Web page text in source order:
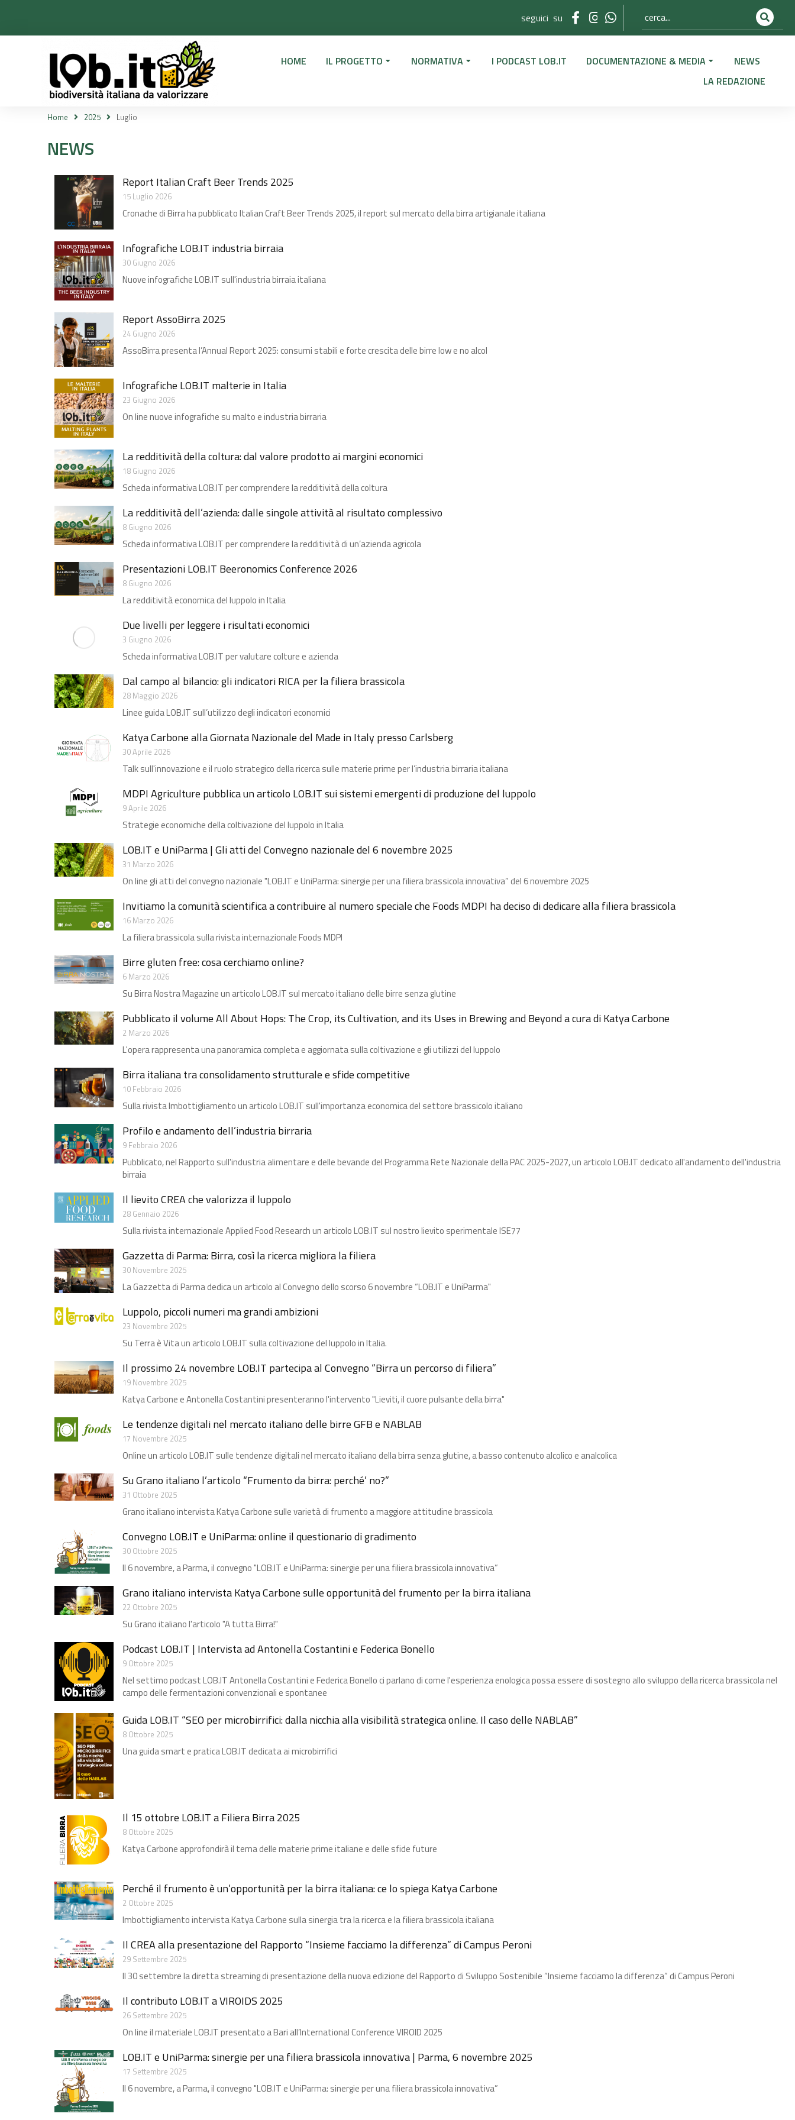
seguici su
HOME IL PROGETTO NORMATIVA I PODCAST LOB.IT DOCUMENTAZIONE & MEDIA
NEWS
LA REDAZIONE
Tu sei qui:
Home 2025 Luglio
NEWS
Report Italian Craft Beer Trends 2025​
15 Luglio 2026
Cronache di Birra ha pubblicato Italian Craft Beer Trends 2025, il report sul mercato della birra artigianale italiana
Infografiche LOB.IT industria birraia
30 Giugno 2026
Nuove infografiche LOB.IT sull'industria birraia italiana
Report AssoBirra 2025
24 Giugno 2026
AssoBirra presenta l’Annual Report 2025: consumi stabili e forte crescita delle birre low e no alcol
Infografiche LOB.IT malterie in Italia
23 Giugno 2026
On line nuove infografiche su malto e industria birraria
La redditività della coltura: dal valore prodotto ai margini economici
18 Giugno 2026
Scheda informativa LOB.IT per comprendere la redditività della coltura
La redditività dell’azienda: dalle singole attività al risultato complessivo
8 Giugno 2026
Scheda informativa LOB.IT per comprendere la redditività di un’azienda agricola
Presentazioni LOB.IT Beeronomics Conference 2026
8 Giugno 2026
La redditività economica del luppolo in Italia
Due livelli per leggere i risultati economici
3 Giugno 2026
Scheda informativa LOB.IT per valutare colture e azienda
Dal campo al bilancio: gli indicatori RICA per la filiera brassicola ​
28 Maggio 2026
Linee guida LOB.IT sull’utilizzo degli indicatori economici
Katya Carbone alla Giornata Nazionale del Made in Italy presso Carlsberg​
30 Aprile 2026
Talk sull'innovazione e il ruolo strategico della ricerca sulle materie prime per l’industria birraria italiana
MDPI Agriculture pubblica un articolo LOB.IT sui sistemi emergenti di produzione del luppolo
9 Aprile 2026
Strategie economiche della coltivazione del luppolo in Italia
LOB.IT e UniParma | Gli atti del Convegno nazionale del 6 novembre 2025
31 Marzo 2026
On line gli atti del convegno nazionale "LOB.IT e UniParma: sinergie per una filiera brassicola innovativa” del 6 novembre 2025
Invitiamo la comunità scientifica a contribuire al numero speciale che Foods MDPI ha deciso di dedicare alla filiera brassicola
16 Marzo 2026
La filiera brassicola sulla rivista internazionale Foods MDPI
Birre gluten free: cosa cerchiamo online?
6 Marzo 2026
Su Birra Nostra Magazine un articolo LOB.IT sul mercato italiano delle birre senza glutine
Pubblicato il volume All About Hops: The Crop, its Cultivation, and its Uses in Brewing and Beyond a cura di Katya Carbone
2 Marzo 2026
L'opera rappresenta una panoramica completa e aggiornata sulla coltivazione e gli utilizzi del luppolo
Birra italiana tra consolidamento strutturale e sfide competitive
10 Febbraio 2026
Sulla rivista Imbottigliamento un articolo LOB.IT sull'importanza economica del settore brassicolo italiano
Profilo e andamento dell’industria birraria​
9 Febbraio 2026
Pubblicato, nel Rapporto sull'industria alimentare e delle bevande del Programma Rete Nazionale della PAC 2025-2027, un articolo LOB.IT dedicato all'andamento dell'industria
birraia
Il lievito CREA che valorizza il luppolo​
28 Gennaio 2026
Sulla rivista internazionale Applied Food Research un articolo LOB.IT sul nostro lievito sperimentale ISE77
Gazzetta di Parma: Birra, così la ricerca migliora la filiera​
30 Novembre 2025
La Gazzetta di Parma dedica un articolo al Convegno dello scorso 6 novembre “LOB.IT e UniParma"
Luppolo, piccoli numeri ma grandi ambizioni​
23 Novembre 2025
Su Terra è Vita un articolo LOB.IT sulla coltivazione del luppolo in Italia.
Il prossimo 24 novembre LOB.IT partecipa al Convegno “Birra un percorso di filiera”
19 Novembre 2025
Katya Carbone e Antonella Costantini presenteranno l'intervento "Lieviti, il cuore pulsante della birra"
Le tendenze digitali nel mercato italiano delle birre GFB e NABLAB
17 Novembre 2025
Online un articolo LOB.IT sulle tendenze digitali nel mercato italiano della birra​ senza glutine, a basso contenuto alcolico e analcolica
Su Grano italiano l’articolo “Frumento da birra: perché’ no?”
31 Ottobre 2025
Grano italiano intervista Katya Carbone​ sulle varietà di frumento a maggiore attitudine brassicola
Convegno LOB.IT e UniParma: online il questionario di gradimento
30 Ottobre 2025
Il 6 novembre, a Parma, il convegno "LOB.IT e UniParma: sinergie per una filiera brassicola innovativa”
Grano italiano intervista Katya Carbone​ sulle opportunità del frumento per la birra italiana
22 Ottobre 2025
Su Grano italiano l'articolo "A tutta Birra!"
Podcast LOB.IT | Intervista ad Antonella Costantini e Federica Bonello
9 Ottobre 2025
Nel settimo podcast LOB.IT Antonella Costantini e Federica Bonello ci parlano di come l'esperienza enologica possa essere di sostegno allo sviluppo della ricerca brassicola nel
campo delle fermentazioni convenzionali e spontanee
Guida LOB.IT “SEO per microbirrifici: dalla nicchia alla visibilità strategica online. Il caso delle NABLAB​”
8 Ottobre 2025
Una guida smart e pratica LOB.IT dedicata ai microbirrifici
Il 15 ottobre LOB.IT a Filiera Birra 2025
8 Ottobre 2025
Katya Carbone approfondirà il tema delle materie prime italiane e delle sfide future
Perché il frumento è un’opportunità per la birra italiana: ce lo spiega Katya Carbone
2 Ottobre 2025
Imbottigliamento intervista Katya Carbone​ sulla sinergia tra la ricerca e la filiera brassicola italiana
Il CREA alla presentazione del Rapporto “Insieme facciamo la differenza” di Campus Peroni
29 Settembre 2025
Il 30 settembre la diretta streaming di presentazione della nuova edizione del Rapporto di Sviluppo Sostenibile “Insieme facciamo la differenza” di Campus Peroni
Il contributo LOB.IT a VIROIDS 2025
26 Settembre 2025
On line il materiale LOB.IT presentato a Bari all’International Conference VIROID 2025
LOB.IT e UniParma: sinergie per una filiera brassicola innovativa | Parma, 6 novembre 2025
17 Settembre 2025
Il 6 novembre, a Parma, il convegno "LOB.IT e UniParma: sinergie per una filiera brassicola innovativa”